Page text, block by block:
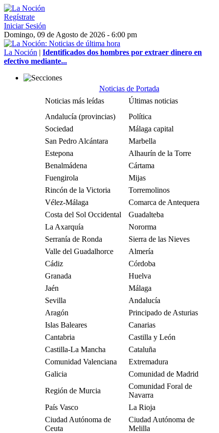
Regístrate
Iniciar Sesión
Domingo, 09 de Agosto de 2026 - 6:00 pm
La Noción | Identificados dos hombres por extraer dinero en
efectivo mediante...
Noticias de Portada
Noticias más leídas
Últimas noticias
Andalucía (provincias)
Política
Sociedad
Málaga capital
San Pedro Alcántara
Marbella
Estepona
Alhaurín de la Torre
Benalmádena
Cártama
Fuengirola
Mijas
Rincón de la Victoria
Torremolinos
Vélez-Málaga
Comarca de Antequera
Costa del Sol Occidental
Guadalteba
La Axarquía
Nororma
Serranía de Ronda
Sierra de las Nieves
Valle del Guadalhorce
Almería
Cádiz
Córdoba
Granada
Huelva
Jaén
Málaga
Sevilla
Andalucía
Aragón
Principado de Asturias
Islas Baleares
Canarias
Cantabria
Castilla y León
Castilla-La Mancha
Cataluña
Comunidad Valenciana
Extremadura
Galicia
Comunidad de Madrid
Región de Murcia
Comunidad Foral de
Navarra
País Vasco
La Rioja
Ciudad Autónoma de
Ceuta
Ciudad Autónoma de
Melilla